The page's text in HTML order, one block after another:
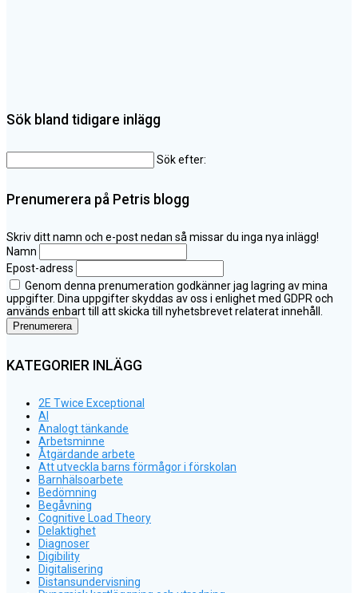
Sök bland tidigare inlägg
Sök efter:
Prenumerera på Petris blogg
Skriv ditt namn och e-post nedan så missar du inga nya inlägg!
Namn
Epost-adress
Genom denna prenumeration godkänner jag lagring av mina
uppgifter. Dina uppgifter skyddas av oss i enlighet med GDPR och
används enbart till att skicka till nyhetsbrevet relaterat innehåll.
KATEGORIER INLÄGG
2E Twice Exceptional
AI
Analogt tänkande
Arbetsminne
Åtgärdande arbete
Att utveckla barns förmågor i förskolan
Barnhälsoarbete
Bedömning
Begåvning
Cognitive Load Theory
Delaktighet
Diagnoser
Digibility
Digitalisering
Distansundervisning